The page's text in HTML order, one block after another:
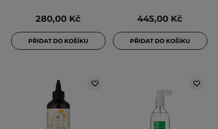
280,00 Kč
PŘIDAT DO KOŠÍKU
445,00 Kč
PŘIDAT DO KOŠÍKU